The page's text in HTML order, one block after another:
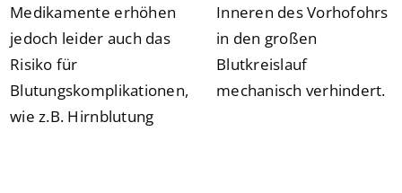
Medikamente erhöhen
jedoch leider auch das
Risiko für
Blutungskomplikationen,
wie z.B. Hirnblutung
Inneren des Vorhofohrs
in den großen
Blutkreislauf
mechanisch verhindert.